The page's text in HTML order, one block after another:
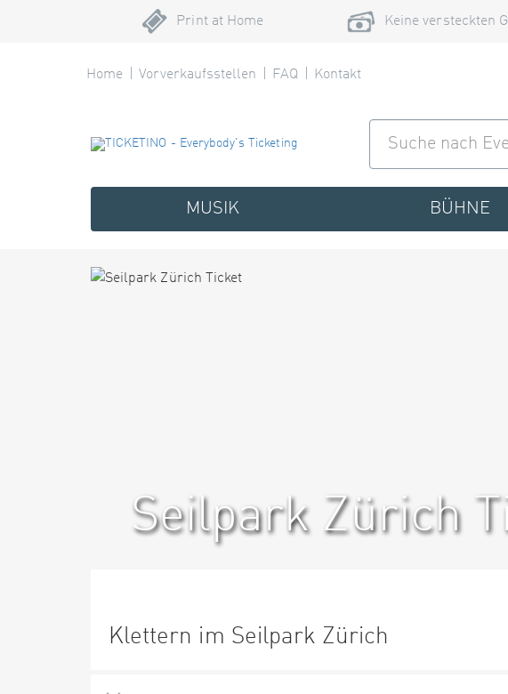
Print at Home Keine versteckten
Home Vorverkaufsstellen FAQ Kontakt
MUSIK BÜHNE
Seilpark Zürich
Klettern im Seilpark Zürich